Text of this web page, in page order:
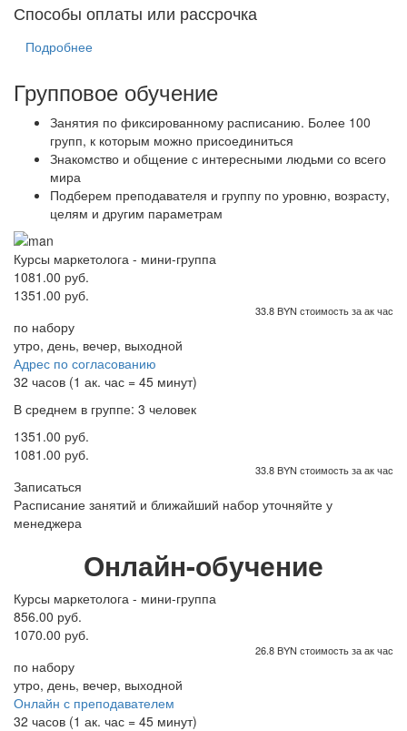
Способы оплаты или рассрочка
Подробнее
Групповое обучение
Занятия по фиксированному расписанию. Более 100
групп, к которым можно присоединиться
Знакомство и общение с интересными людьми со всего
мира
Подберем преподавателя и группу по уровню, возрасту,
целям и другим параметрам
Курсы маркетолога - мини-группа
1081.00 руб.
1351.00 руб.
33.8 BYN стоимость за ак час
по набору
утро, день, вечер, выходной
Адрес по согласованию
32 часов (1 ак. час = 45 минут)
В среднем в группе: 3 человек
1351.00 руб.
1081.00 руб.
33.8 BYN стоимость за ак час
Записаться
Расписание занятий и ближайший набор уточняйте у
менеджера
Онлайн-обучение
Курсы маркетолога - мини-группа
856.00 руб.
1070.00 руб.
26.8 BYN стоимость за ак час
по набору
утро, день, вечер, выходной
Онлайн с преподавателем
32 часов (1 ак. час = 45 минут)